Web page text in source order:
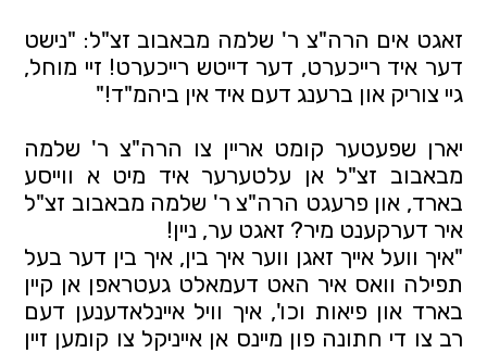
זאגט אים הרה"צ ר' שלמה מבאבוב זצ"ל: "נישט
דער איד רייכערט, דער דייטש רייכערט! זיי מוחל,
גיי צוריק און ברענג דעם איד אין ביהמ"ד!"
יארן שפעטער קומט אריין צו הרה"צ ר' שלמה
מבאבוב זצ"ל אן עלטערער איד מיט א ווייסע
בארד, און פרעגט הרה"צ ר' שלמה מבאבוב זצ"ל
איר דערקענט מיר? זאגט ער, ניין!
"איך וועל אייך זאגן ווער איך בין, איך בין דער בעל
תפילה וואס איר האט דעמאלט געטראפן אן קיין
בארד און פיאות וכו', איך וויל איינלאדענען דעם
רב צו די חתונה פון מיינס אן אייניקל צו קומען זיין